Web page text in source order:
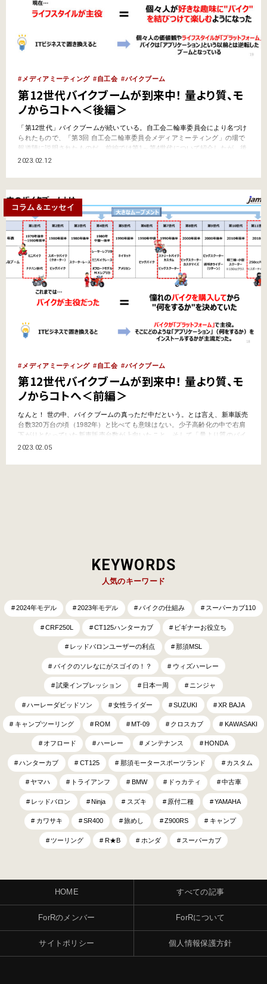
メディアミーティング 自工会 バイクブーム
第12世代バイクブームが到来中！ 量より質、モ
ノからコトへ＜後編＞
「第12世代」バイクブームが続いている。自工会二輪車委員会により名づけ
られたもので、「第3回 自工会二輪車委員会メディアミーティング」の場で
報道陣に説明されたものだ。前編では第1～第4世代について紹介したが、後
編では第5世代以降（1990年代～）のブームを振り返りつつ、第12世代バイ
会メディアミーティング（2022年10月…
2023.02.12
コラム＆エッセイ
メディアミーティング 自工会 バイクブーム
第12世代バイクブームが到来中！ 量より質、モ
ノからコトへ＜前編＞
なんと！ 世の中、バイクブームの真っただ中だという。とは言え、新車販売
台数320万台の頃（1982年）と比べても意味はない。少子高齢化の中で右肩
下がりとなっていた新車販売台数が上向いたこと、そして「量より質のバイ
クブーム」が到来したことにこそ意味があるのだ。自工会二輪車委員会は、
二輪車委員会メディアミーティング」でメディア向け…
2023.02.05
KEYWORDS
人気のキーワード
2024年モデル 2023年モデル バイクの仕組み スーパーカブ110
CRF250L CT125ハンターカブ ビギナーお役立ち
レッドバロンユーザーの利点 那須MSL
バイクのソレなにがスゴイの！？ ウィズハーレー
試乗インプレッション 日本一周 ニンジャ
ハーレーダビッドソン 女性ライダー SUZUKI XR BAJA
キャンプツーリング ROM MT-09 クロスカブ KAWASAKI
オフロード ハーレー メンテナンス HONDA
ハンターカブ CT125 那須モータースポーツランド カスタム
ヤマハ トライアンフ BMW ドゥカティ 中古車
レッドバロン Ninja スズキ 原付二種 YAMAHA
カワサキ SR400 旅めし Z900RS キャンプ
ツーリング R★B ホンダ スーパーカブ
HOME すべての記事
ForRのメンバー ForRについて
サイトポリシー 個人情報保護方針